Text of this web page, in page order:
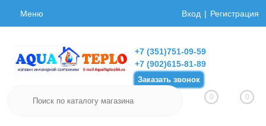
Меню Вход Регистрация
+7 (351)751-09-59
+7 (902)615-81-89
Заказать звонок
0 0